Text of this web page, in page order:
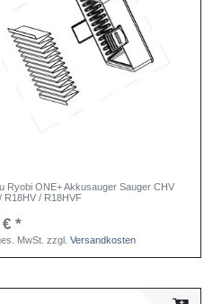
Ryobi ONE+ Akkusauger Sauger CHV
R18HV / R18HVF
€ *
MwSt. zzgl.Versandkosten